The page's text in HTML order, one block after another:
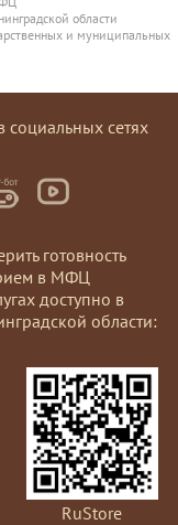
области
и муниципальных
сетях
готовность
в МФЦ
доступно в
области:
RuStore